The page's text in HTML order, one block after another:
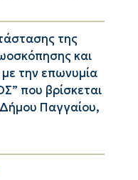
της
και
την επωνυμία
που βρίσκεται
Παγγαίου,